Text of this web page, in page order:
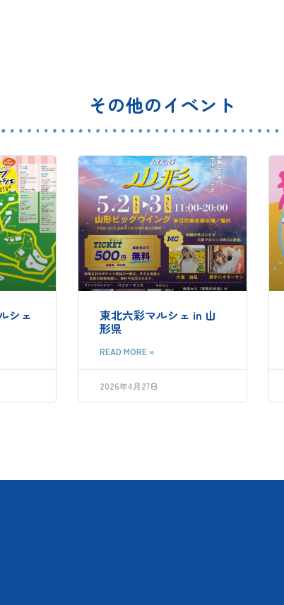
その他のイベント
シェ 東北六彩マルシェ in 山
形県
READ MORE »
2026年4月27日